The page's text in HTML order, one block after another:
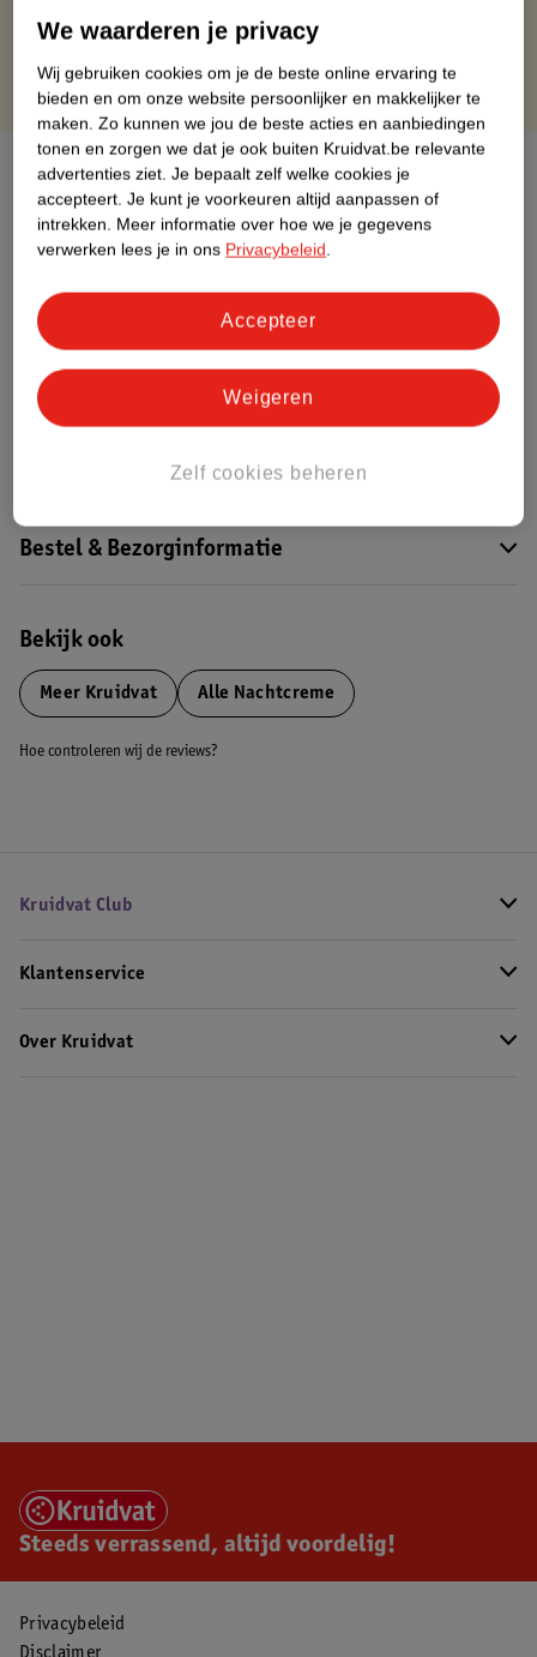
Over dit product
Productinformatie
Etiketinformatie
Nature Impact Score
Dit product heeft (nog) geen Nature
Impact Score.
Bestel & Bezorginformatie
Bekijk ook
Meer Kruidvat Alle Nachtcreme
Hoe controleren wij de reviews?
Kruidvat Club
Klantenservice
Over Kruidvat
Steeds verrassend, altijd voordelig!
Privacybeleid
We waarderen je privacy
Wij gebruiken cookies om je de beste online ervaring te
bieden en om onze website persoonlijker en makkelijker te
maken. Zo kunnen we jou de beste acties en aanbiedingen
tonen en zorgen we dat je ook buiten Kruidvat.be relevante
advertenties ziet. Je bepaalt zelf welke cookies je
accepteert. Je kunt je voorkeuren altijd aanpassen of
intrekken. Meer informatie over hoe we je gegevens
verwerken lees je in ons Privacybeleid.
Zelf cookies beheren
Weigeren
Accepteer